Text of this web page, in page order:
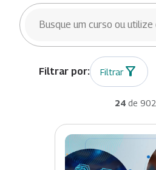
BUSCAR CURSOS
Filtrar
24 de